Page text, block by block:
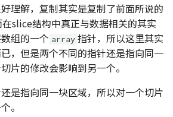
理解，复制其实是复制了前面所说的
slice结构中真正与数据相关的其实
组的一个 array 指针，所以这里其实
，但是两个不同的指针还是指向同一
片的修改会影响到另一个。
是指向同一块区域，所以对一个切片
。